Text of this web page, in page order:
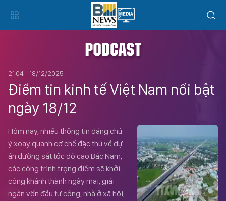
PODCAST
21:04 - 18/12/2025
Điểm tin kinh tế Việt Nam nổi bật
ngày 18/12
Hôm nay, nhiều thông tin đáng chú
ý xoay quanh cơ chế đặc thù về dự
án đường sắt tốc độ cao Bắc Nam,
các công trình trọng điểm sẽ khởi
công khánh thành ngày mai, giải
ngân vốn đầu tư công, nhà ở xã hội,